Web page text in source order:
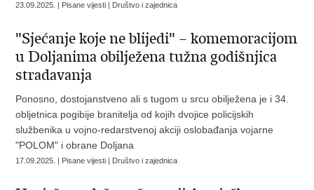
23.09.2025. | Pisane vijesti | Društvo i zajednica
"Sjećanje koje ne blijedi" – komemoracijom
u Doljanima obilježena tužna godišnjica
stradavanja
Ponosno, dostojanstveno ali s tugom u srcu obilježena je i 34.
obljetnica pogibije branitelja od kojih dvojice policijskih
službenika u vojno-redarstvenoj akciji oslobađanja vojarne
"POLOM" i obrane Doljana
17.09.2025. | Pisane vijesti | Društvo i zajednica